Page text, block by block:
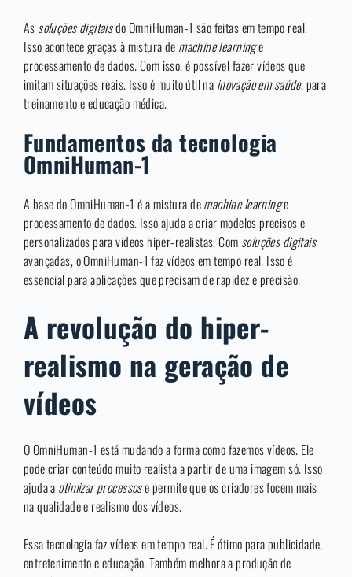
As soluções digitaisdo OmniHuman-1 são feitas em tempo real.
Isso acontece graças à mistura de machine learninge
processamento de dados. Com isso, é possível fazer vídeos que
imitam situações reais. Isso é muito útil na inovação em saúde, para
treinamento e educação médica.
Fundamentos da tecnologia
OmniHuman-1
A base do OmniHuman-1 é a mistura demachine learninge
processamento de dados. Isso ajuda a criar modelos precisos e
personalizados para vídeos hiper-realistas. Com soluções digitais
avançadas, o OmniHuman-1 faz vídeos em tempo real. Isso é
essencial para aplicações que precisam de rapidez e precisão.
A revolução do hiper-
realismo na geração de
vídeos
O OmniHuman-1 está mudando a forma como fazemos vídeos. Ele
pode criar conteúdo muito realista a partir de uma imagem só. Isso
ajuda a otimizar processose permite que os criadores focem mais
na qualidade e realismo dos vídeos.
Essa tecnologia faz vídeos em tempo real. É ótimo para publicidade,
entretenimento e educação. Também melhora a produção de